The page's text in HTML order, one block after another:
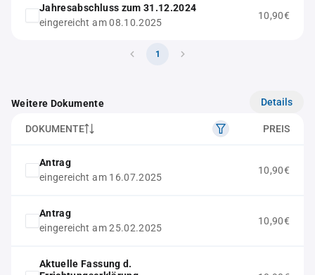
Jahresabschluss zum 31.12.2024
eingereicht am 08.10.2025
10,90€
1
Weitere Dokumente Details
DOKUMENTE PREIS
Antrag
eingereicht am 16.07.2025
10,90€
Antrag
eingereicht am 25.02.2025
10,90€
Aktuelle Fassung d.